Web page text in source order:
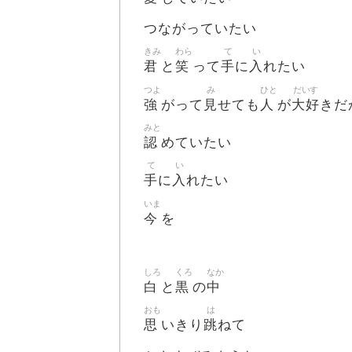
つながっていたい
君
きみ
と 笑
わら
って手
て
に 入
い
れたい
強
つよ
がって 見
み
せても 人
ひと
が大好
だいす
きだ
認
みと
めていたい
手
て
に 入
い
れたい
今
いま
を
白
しろ
と 黒
くろ
の中
なか
思
おも
いきり 跳
は
ねて